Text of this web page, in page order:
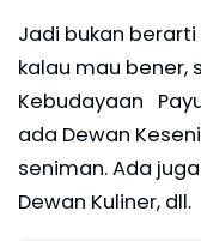
Jadi bukan
kalau mau bener,
Kebudayaan
ada Dewan
seniman. Ada
Dewan Kuliner, dll.